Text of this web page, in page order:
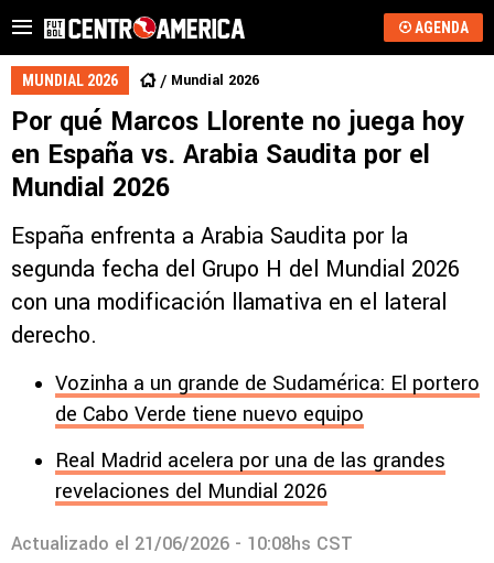
AGENDA
MUNDIAL 2026 Mundial 2026
Por qué Marcos Llorente no juega hoy
en España vs. Arabia Saudita por el
Mundial 2026
España enfrenta a Arabia Saudita por la
segunda fecha del Grupo H del Mundial 2026
con una modificación llamativa en el lateral
derecho.
Vozinha a un grande de Sudamérica: El portero
de Cabo Verde tiene nuevo equipo
Real Madrid acelera por una de las grandes
revelaciones del Mundial 2026
Actualizado el 21/06/2026 - 10:08hs CST